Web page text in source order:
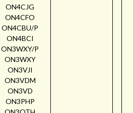
ON4CJG
ON4CFO
ON4CBU/P
ON4BCI
ON3WXY/P
ON3WXY
ON3VJI
ON3VDM
ON3VD
ON3PHP